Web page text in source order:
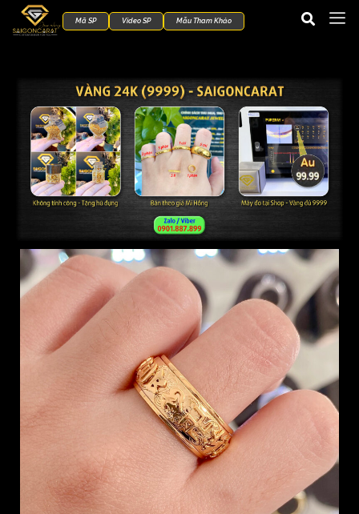
Mã SP Video SP Mẫu Tham Khảo